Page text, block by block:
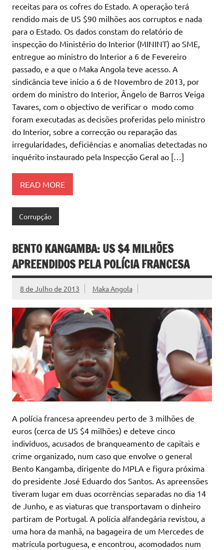
receitas para os cofres do Estado. A operação terá
rendido mais de US $90 milhões aos corruptos e nada
para o Estado. Os dados constam do relatório de
inspecção do Ministério do Interior (MININT) ao SME,
entregue ao ministro do Interior a 6 de Fevereiro
passado, e a que o Maka Angola teve acesso. A
sindicância teve início a 6 de Novembro de 2013, por
ordem do ministro do Interior, Ângelo de Barros Veiga
Tavares, com o objectivo de verificar o  modo como
foram executadas as decisões proferidas pelo ministro
do Interior, sobre a correcção ou reparação das
irregularidades, deficiências e anomalias detectadas no
inquérito instaurado pela Inspecção Geral ao […]
READ MORE
Corrupção
BENTO KANGAMBA: US $4 MILHÕES
APREENDIDOS PELA POLÍCIA FRANCESA
8 de Julho de 2013 Maka Angola
A polícia francesa apreendeu perto de 3 milhões de
euros (cerca de US $4 milhões) e deteve cinco
indivíduos, acusados de branqueamento de capitais e
crime organizado, num caso que envolve o general
Bento Kangamba, dirigente do MPLA e figura próxima
do presidente José Eduardo dos Santos. As apreensões
tiveram lugar em duas ocorrências separadas no dia 14
de Junho, e as viaturas que transportavam o dinheiro
partiram de Portugal. A polícia alfandegária revistou, a
uma hora da manhã, na bagageira de um Mercedes de
matrícula portuguesa, e encontrou, acomodados num